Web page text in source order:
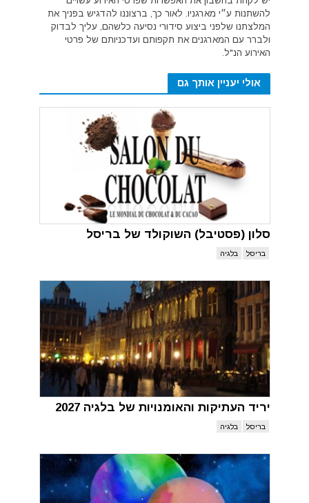
להשתנות ע״י מארגניו. לאור כך, ברצוננו להדגיש בפניך את
המלצתנו שלפני ביצוע סידורי נסיעה כלשהם, עליך לבדוק
ולברר עם המארגנים את תקפותם ועדכניותם של פרטי
האירוע הנ"ל.
אולי יעניין אותך גם
סלון (פסטיבל) השוקולד של בריסל
בריסל בלגיה
יריד העתיקות והאומנויות של בלגיה 2027
בריסל בלגיה